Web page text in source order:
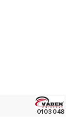
0103 048